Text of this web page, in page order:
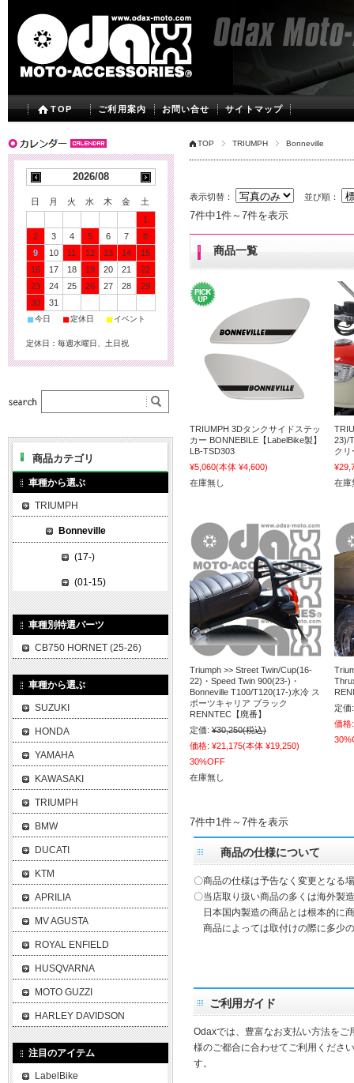
TOP ご利用案内 お問い合せ サイトマップ
TOP TRIUMPH Bonneville
表示切替： 並び順：
7件中1件～7件を表示
商品一覧
TRIUMPH 3Dタンクサイドステッ
カー BONNEBILE【LabelBike製】
LB-TSD303
¥5,060(本体 ¥4,600)
在庫無し
23)/
クリ
在庫
Triumph >> Street Twin/Cup(16-
22)・Speed Twin 900(23-)・
Bonneville T100/T120(17-)水冷 ス
ポーツキャリア ブラック
RENNTEC【廃番】
定価: ¥30,250(税込)
価格: ¥21,175(本体 ¥19,250)
30%OFF
在庫無し
定価:
価格:
7件中1件～7件を表示
商品の仕様について
〇商品の仕様は予告なく変更となる
〇当店取り扱い商品の多くは海外製
日本国内製造の商品とは根本的に
商品によっては取付けの際に多少
ご利用ガイド
Odaxでは、豊富なお支払い方法を
様のご都合に合わせてご利用くださ
す。
2026/08
日 月 火 水 木 金
土
1
2
3 4 5 6 7
8
9
10 11 12 13 14
15
16
17 18 19 20 21
22
23
24 25 26 27 28
29
30
31
■今日 ■定休日 ■ イベント
定休日：毎週水曜日、土日祝
商品カテゴリ
車種から選ぶ
TRIUMPH
Bonneville
(17-)
(01-15)
車種別特選パーツ
CB750 HORNET (25-26)
車種から選ぶ
SUZUKI
HONDA
YAMAHA
KAWASAKI
TRIUMPH
BMW
DUCATI
KTM
APRILIA
MV AGUSTA
ROYAL ENFIELD
HUSQVARNA
MOTO GUZZI
HARLEY DAVIDSON
注目のアイテム
LabelBike